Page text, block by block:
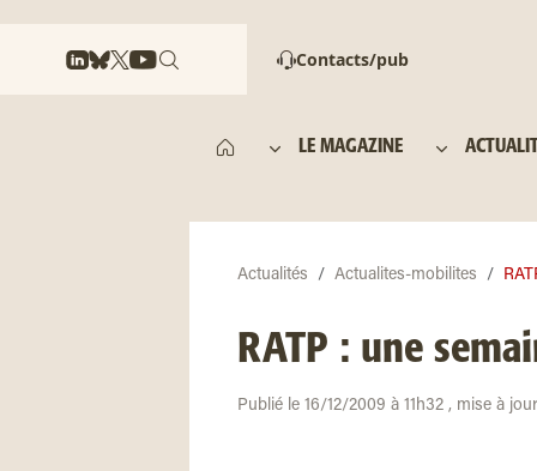
Contacts/pub
LE MAGAZINE
Actualités Actualites-mobilites
RATP : une
Publié le 16/12/2009 à 11h32 , mise à